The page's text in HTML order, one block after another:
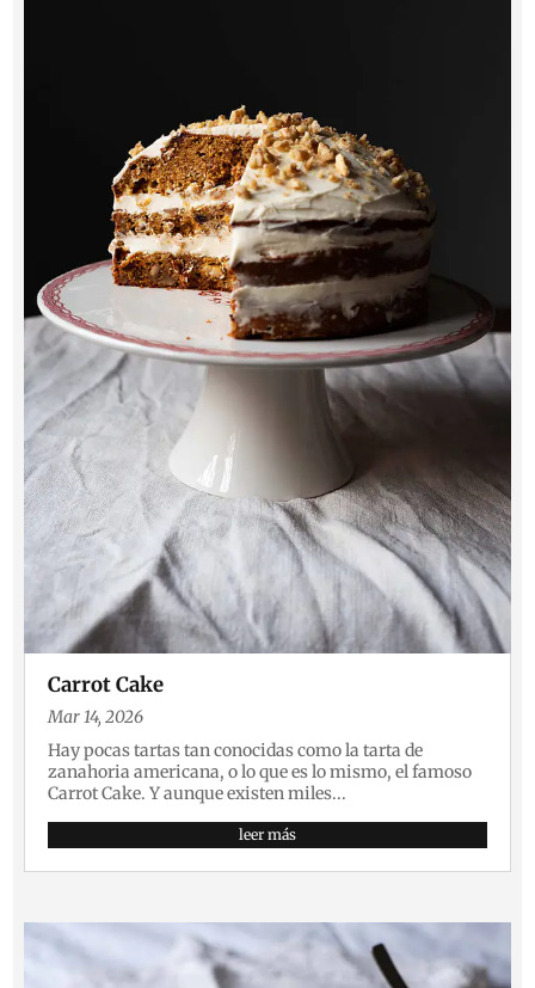
Carrot Cake
Mar 14, 2026
Hay pocas tartas tan conocidas como la tarta de
zanahoria americana, o lo que es lo mismo, el famoso
Carrot Cake. Y aunque existen miles...
leer más